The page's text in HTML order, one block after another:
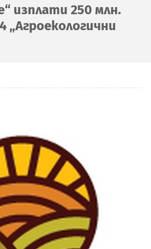
изплати 250 млн.
„Агроекологични